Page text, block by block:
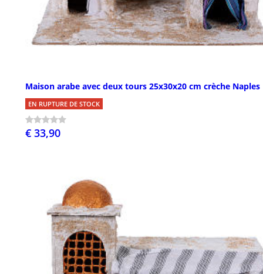
Maison arabe avec deux tours 25x30x20 cm crèche Naples
EN RUPTURE DE STOCK
€ 33,90